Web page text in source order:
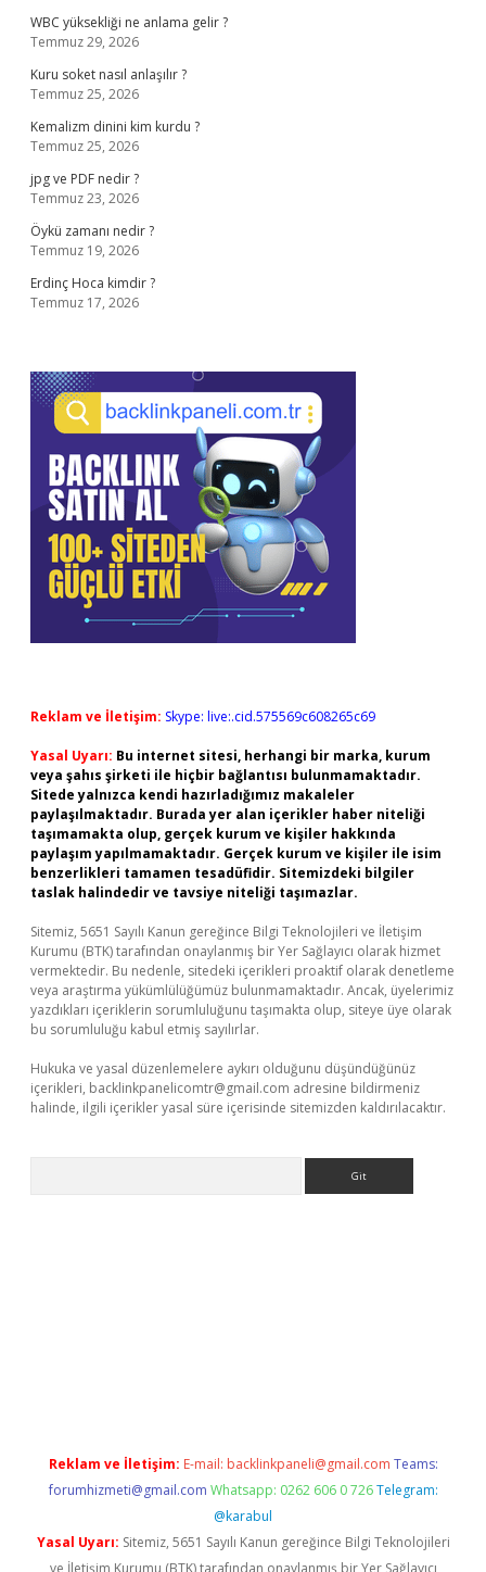
WBC yüksekliği ne anlama gelir ?
Temmuz 29, 2026
Kuru soket nasıl anlaşılır ?
Temmuz 25, 2026
Kemalizm dinini kim kurdu ?
Temmuz 25, 2026
jpg ve PDF nedir ?
Temmuz 23, 2026
Öykü zamanı nedir ?
Temmuz 19, 2026
Erdinç Hoca kimdir ?
Temmuz 17, 2026
Reklam ve İletişim: Skype: live:.cid.575569c608265c69
Yasal Uyarı: Bu internet sitesi, herhangi bir marka, kurum
veya şahıs şirketi ile hiçbir bağlantısı bulunmamaktadır.
Sitede yalnızca kendi hazırladığımız makaleler
paylaşılmaktadır. Burada yer alan içerikler haber niteliği
taşımamakta olup, gerçek kurum ve kişiler hakkında
paylaşım yapılmamaktadır. Gerçek kurum ve kişiler ile isim
benzerlikleri tamamen tesadüfidir. Sitemizdeki bilgiler
taslak halindedir ve tavsiye niteliği taşımazlar.
Sitemiz, 5651 Sayılı Kanun gereğince Bilgi Teknolojileri ve İletişim
Kurumu (BTK) tarafından onaylanmış bir Yer Sağlayıcı olarak hizmet
vermektedir. Bu nedenle, sitedeki içerikleri proaktif olarak denetleme
veya araştırma yükümlülüğümüz bulunmamaktadır. Ancak, üyelerimiz
yazdıkları içeriklerin sorumluluğunu taşımakta olup, siteye üye olarak
bu sorumluluğu kabul etmiş sayılırlar.
Hukuka ve yasal düzenlemelere aykırı olduğunu düşündüğünüz
içerikleri, backlinkpanelicomtr@gmail.com adresine bildirmeniz
halinde, ilgili içerikler yasal süre içerisinde sitemizden kaldırılacaktır.
Reklam ve İletişim: E-mail: backlinkpaneli@gmail.com Teams:
forumhizmeti@gmail.com Whatsapp: 0262 606 0 726 Telegram:
@karabul
Yasal Uyarı: Sitemiz, 5651 Sayılı Kanun gereğince Bilgi Teknolojileri
ve İletişim Kurumu (BTK) tarafından onaylanmış bir Yer Sağlayıcı